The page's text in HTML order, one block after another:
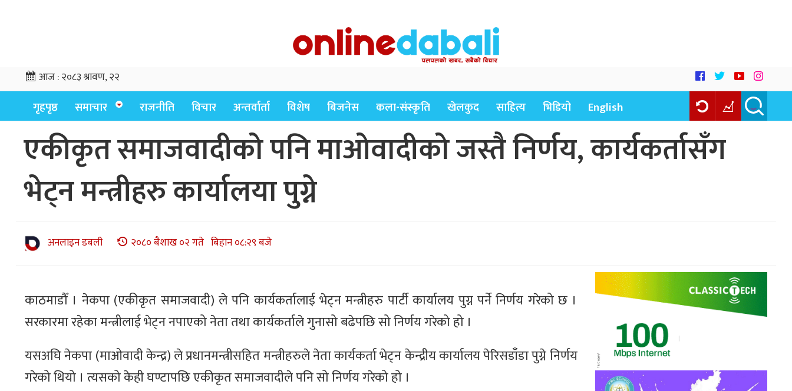
आज :२०८३ श्रावण, २२
गृहपृष्ठ समाचार राजनीति विचार अन्तर्वार्ता विशेष बिजनेस कला-संस्कृति खेलकुद साहित्य भिडियो English
एकीकृत समाजवादीको पनि माओवादीको जस्तै निर्णय, कार्यकर्तासँग
भेट्न मन्त्रीहरु कार्यालया पुग्ने
अनलाइन डबली २०८० बैशाख ०२ गते बिहान ०८:२९ बजे
काठमाडौँ । नेकपा (एकीकृत समाजवादी) ले पनि कार्यकर्तालाई भेट्न म‍न्त्रीहरु पार्टी कार्यालय पुग्न पर्ने निर्णय गरेको छ ।
सरकारमा रहेका मन्त्रीलाई भेट्न नपाएको नेता तथा कार्यकर्ताले गुनासो बढेपछि सो निर्णय गरेको हो ।
यसअघि नेकपा (माओवादी केन्द्र) ले प्रधानमन्त्रीसहित मन्त्रीहरुले नेता कार्यकर्ता भेट्न केन्द्रीय कार्यालय पेरिसडाँडा पुग्ने निर्णय
गरेको थियो । त्यसको केही घण्टापछि एकीकृत समाजवादीले पनि सो निर्णय गरेको हो ।